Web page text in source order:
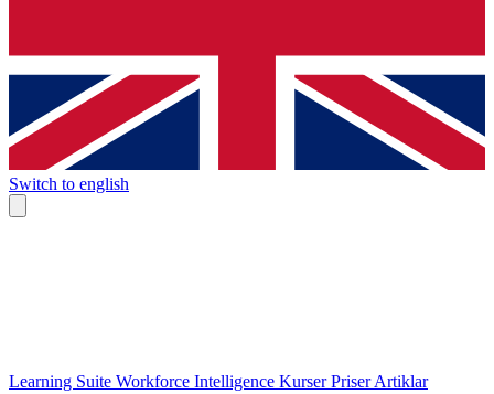
Switch to english
Learning Suite Workforce Intelligence KurserPriserArtiklar